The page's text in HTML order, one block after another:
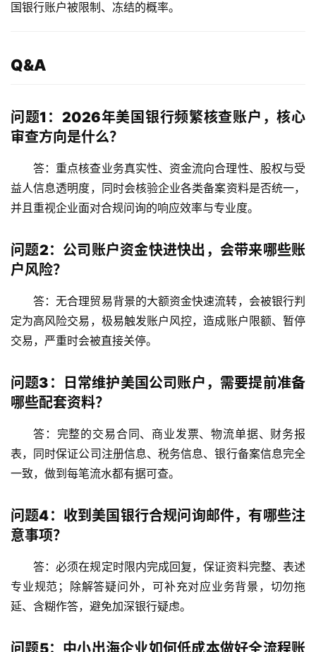
国银行账户被限制、冻结的概率。
Q&A
问题1：2026年美国银行频繁核查账户，核心
审查方向是什么？
答：重点核查业务真实性、资金流向合理性、股权与受
益人信息透明度，同时会核验企业各类备案资料是否统一，
并且重视企业面对合规问询的响应效率与专业度。
问题2：公司账户资金快进快出，会带来哪些账
户风险？
答：无合理贸易背景的大额资金快速流转，会被银行判
定为高风险交易，极易触发账户风控，造成账户限额、暂停
交易，严重时会被直接关停。
问题3：日常维护美国公司账户，需要提前准备
哪些配套资料？
答：完整的交易合同、商业发票、物流单据、财务报
表，同时保证公司注册信息、税务信息、银行备案信息完全
一致，做到每笔流水都有据可查。
问题4：收到美国银行合规问询邮件，有哪些注
意事项？
答：必须在规定时限内完成回复，保证资料完整、表述
专业规范；除解答疑问外，可补充对应业务背景，切勿拖
延、含糊作答，避免加深银行疑虑。
问题5：中小出海企业如何低成本做好全流程账